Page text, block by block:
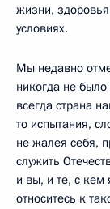
жизни,
условиях.
Мы недавно
никогда не
всегда страна
то испытания,
не жалея себя,
служить
и вы, и те, с кем
относитесь к